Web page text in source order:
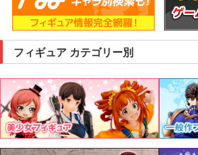
フィギュア カテゴリー別